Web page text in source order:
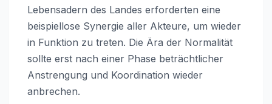
Lebensadern des Landes erforderten eine
beispiellose Synergie aller Akteure, um wieder
in Funktion zu treten. Die Ära der Normalität
sollte erst nach einer Phase beträchtlicher
Anstrengung und Koordination wieder
anbrechen.